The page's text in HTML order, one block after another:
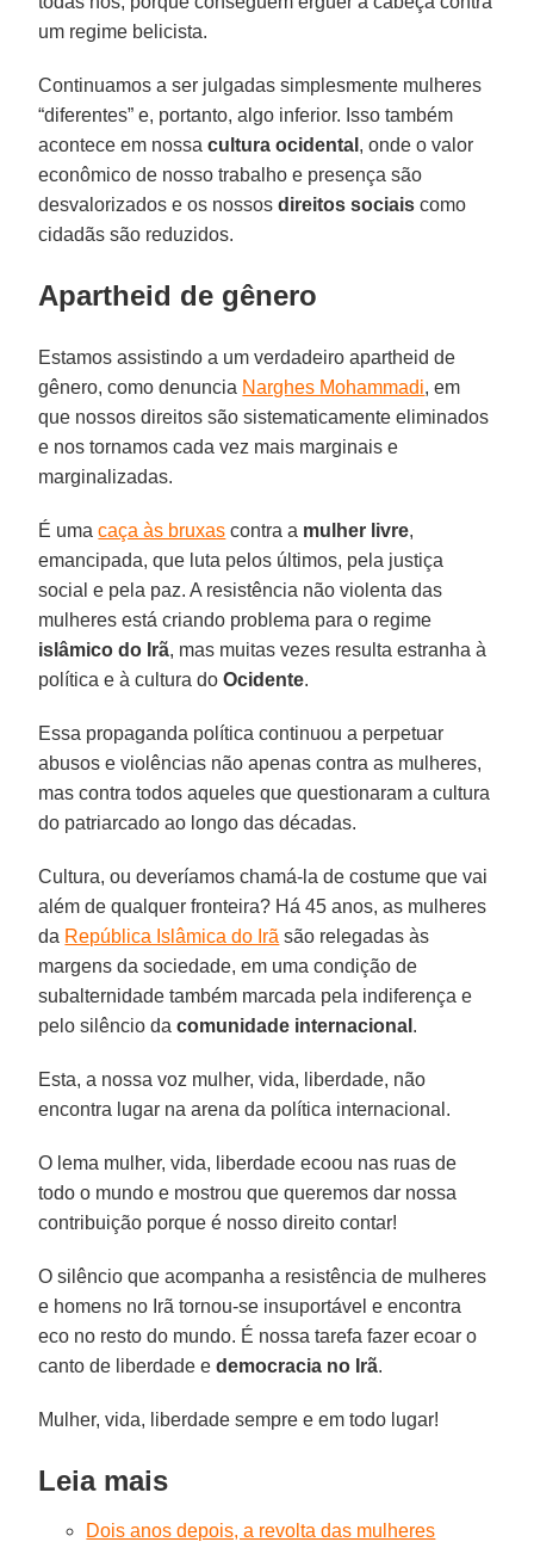
um regime belicista.
Continuamos a ser julgadas simplesmente mulheres
“diferentes” e, portanto, algo inferior. Isso também
acontece em nossa cultura ocidental , onde o valor
econômico de nosso trabalho e presença são
desvalorizados e os nossosdireitos sociais como
cidadãs são reduzidos.
Apartheid de gênero
Estamos assistindo a um verdadeiro apartheid de
gênero, como denuncia Narghes Mohammadi, em
que nossos direitos são sistematicamente eliminados
e nos tornamos cada vez mais marginais e
marginalizadas.
É umacaça às bruxas contra a mulher livre,
emancipada, que luta pelos últimos, pela justiça
social e pela paz. A resistência não violenta das
mulheres está criando problema para o regime
islâmico do Irã, mas muitas vezes resulta estranha à
política e à cultura doOcidente.
Essa propaganda política continuou a perpetuar
abusos e violências não apenas contra as mulheres,
mas contra todos aqueles que questionaram a cultura
do patriarcado ao longo das décadas.
Cultura, ou deveríamos chamá-la de costume que vai
além de qualquer fronteira? Há 45 anos, as mulheres
da República Islâmica do Irã são relegadas às
margens da sociedade, em uma condição de
subalternidade também marcada pela indiferença e
pelo silêncio dacomunidade internacional .
Esta, a nossa voz mulher, vida, liberdade, não
encontra lugar na arena da política internacional.
O lema mulher, vida, liberdade ecoou nas ruas de
todo o mundo e mostrou que queremos dar nossa
contribuição porque é nosso direito contar!
O silêncio que acompanha a resistência de mulheres
e homens no Irã tornou-se insuportável e encontra
eco no resto do mundo. É nossa tarefa fazer ecoar o
canto de liberdade edemocracia no Irã.
Mulher, vida, liberdade sempre e em todo lugar!
Leia mais
Dois anos depois, a revolta das mulheres